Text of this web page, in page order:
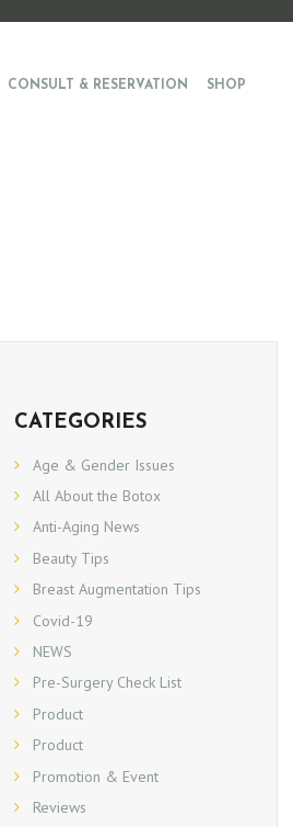
CONSULT & RESERVATION SHOP
CATEGORIES
Age & Gender Issues
All About the Botox
Anti-Aging News
Beauty Tips
Breast Augmentation Tips
Covid-19
NEWS
Pre-Surgery Check List
Product
Product
Promotion & Event
Reviews